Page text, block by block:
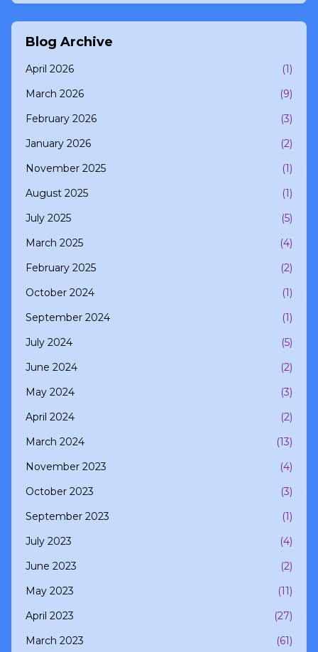
Blog Archive
April 2026
(1)
March 2026
(9)
February 2026
(3)
January 2026
(2)
November 2025
(1)
August 2025
(1)
July 2025
(5)
March 2025
(4)
February 2025
(2)
October 2024
(1)
September 2024
(1)
July 2024
(5)
June 2024
(2)
May 2024
(3)
April 2024
(2)
March 2024
(13)
November 2023
(4)
October 2023
(3)
September 2023
(1)
July 2023
(4)
June 2023
(2)
May 2023
(11)
April 2023
(27)
March 2023
(61)